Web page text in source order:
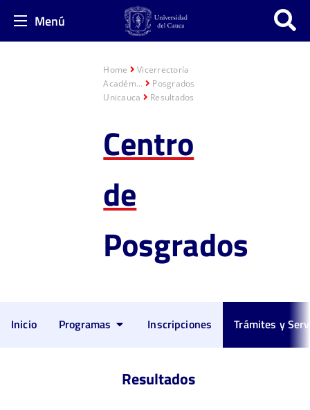
Menú
Home
Vicerrectoría
Académ...
Posgrados
Unicauca
Resultados
Centro
de
Posgrados
Inicio Programas Inscripciones Trámites y
Resultados